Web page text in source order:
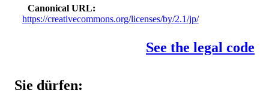
Canonical URL
https://creativecommons.org/licenses/by/2.1/jp/
See the legal code
Sie dürfen: